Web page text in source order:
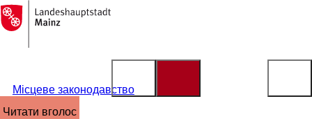
Перейти до змісту
На
головну
сторінку
Місцеве законодавство
читати вголос